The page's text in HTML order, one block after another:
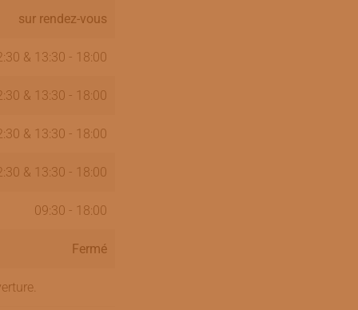
sur rendez-vous
& 13:30 - 18:00
& 13:30 - 18:00
& 13:30 - 18:00
& 13:30 - 18:00
09:30 - 18:00
Fermé